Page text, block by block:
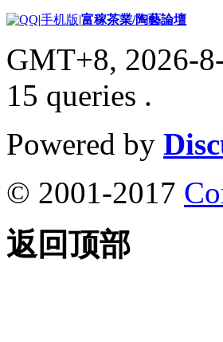
|手机版|富稼茶業/陶藝論壇
GMT+8, 2026-
15 queries .
Powered by
© 2001-2017
返回顶部